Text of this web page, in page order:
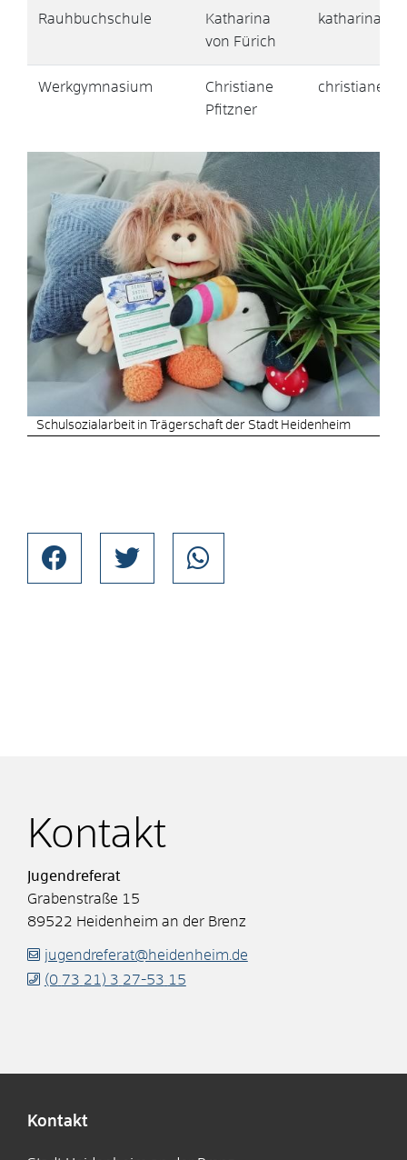
Rauhbuchschule
Katharina
von Fürich
Werkgymnasium
Christiane
Pfitzner
Schulsozialarbeit in Trägerschaft der Stadt Heidenheim
Kontakt
Jugendreferat
Grabenstraße 15
89522 Heidenheim an der Brenz
jugendreferat@heidenheim.de
(0 73 21) 3 27-53 15
Kontakt